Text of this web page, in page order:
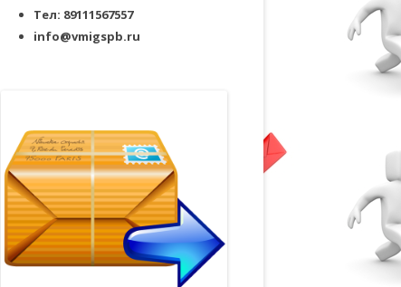
Тел: 89111567557
info@vmigspb.ru